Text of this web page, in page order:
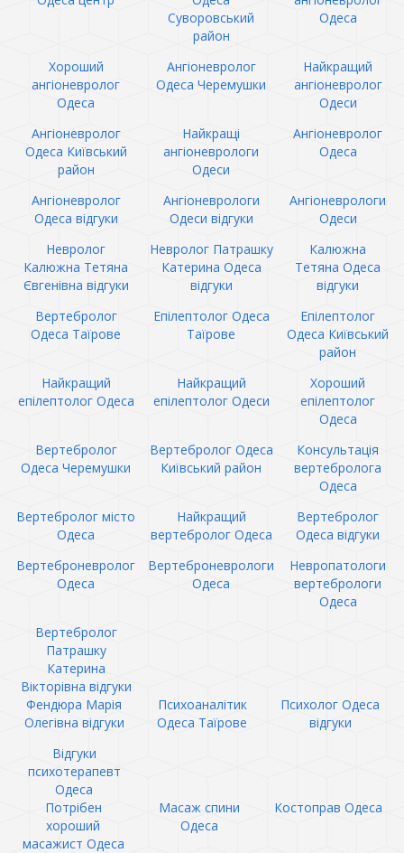
Суворовський
район
Одеса
Хороший
ангіоневролог
Одеса
Ангіоневролог
Одеса Черемушки
Найкращий
ангіоневролог
Одеси
Ангіоневролог
Одеса Київський
район
Найкращі
ангіоневрологи
Одеси
Ангіоневролог
Одеса
Ангіоневролог
Одеса відгуки
Ангіоневрологи
Одеси відгуки
Ангіоневрологи
Одеси
Невролог
Калюжна Тетяна
Євгенівна відгуки
Невролог Патрашку
Катерина Одеса
відгуки
Калюжна
Тетяна Одеса
відгуки
Вертебролог
Одеса Таїрове
Епілептолог Одеса
Таїрове
Епілептолог
Одеса Київський
район
Найкращий
епілептолог Одеса
Найкращий
епілептолог Одеси
Хороший
епілептолог
Одеса
Вертебролог
Одеса Черемушки
Вертебролог Одеса
Київський район
Консультація
вертебролога
Одеса
Вертебролог місто
Одеса
Найкращий
вертебролог Одеса
Вертебролог
Одеса відгуки
Вертеброневролог
Одеса
Вертеброневрологи
Одеса
Невропатологи
вертебрологи
Одеса
Вертебролог
Патрашку
Катерина
Вікторівна відгуки
Фендюра Марія
Олегівна відгуки
Психоаналітик
Одеса Таїрове
Психолог Одеса
відгуки
Відгуки
психотерапевт
Одеса
Потрібен
хороший
масажист Одеса
Масаж спини
Одеса
Костоправ Одеса